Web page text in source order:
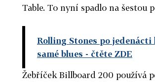
Table. To nyní spadlo na šestou
Rolling Stones po
samé blues - čtěte ZDE
Žebříček Billboard 200 používá